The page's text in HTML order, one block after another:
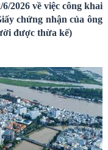
2026 về việc công khai
chứng nhận của ông
được thừa kế)